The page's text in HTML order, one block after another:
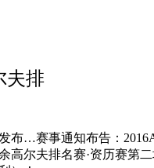
夫排
…赛事通知布告：
尔夫排名赛·资历赛第